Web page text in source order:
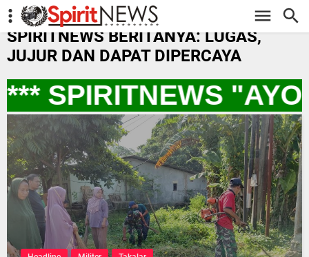
-->
SPIRITNEWS BERITANYA: LUGAS,
JUJUR DAN DAPAT DIPERCAYA
SPIRITNEWS "AYO